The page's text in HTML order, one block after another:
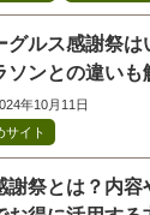
グルス感謝祭は
ソンとの違いも
年10月11日
サイト
謝祭とは？内容